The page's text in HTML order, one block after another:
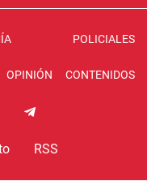
POLICIALES
OPINIÓN CONTENIDOS
RSS